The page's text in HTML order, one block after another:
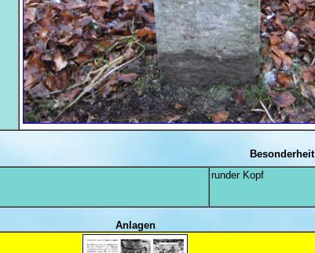
Besonderheit
runder Kopf
Anlagen